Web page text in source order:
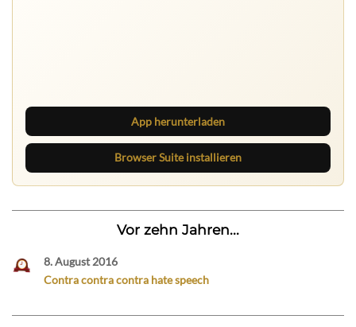
App herunterladen
Browser Suite installieren
Vor zehn Jahren...
8. August 2016
Contra contra contra hate speech